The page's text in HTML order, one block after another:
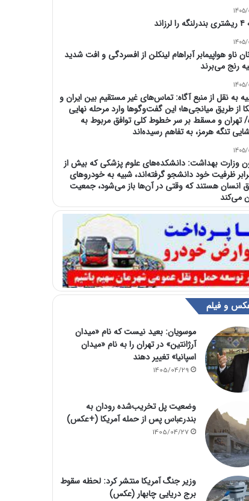
ناو هواپیمابر آبراهام لینکلن از افسردگی و افت شدید
رنج می‌برند
به نقل از منبع آگاه: تماس‌های غیر مستقیم بین ایران و
از طریق میانجی‌ها؛ این گفت‌و‌گو‌ها وارد مرحله نهایی
تهران و مسقط بر سر خطوط کلی توافق مربوط به
تنگه هرمز، به تفاهم رسیده‌اند
وزارت بهداشت: دانشکده‌های علوم پزشکی که بیش از
ظرفیت خود دانشجو گرفته‌اند، شبیه به خودرو‌های
انسان هستند که وقتی در آن‌ها باز می‌شود، جمعیت
می‌کند
و فیلم
موسویان: بعید نیست که نام «میدان
آرژانتین» در تهران را به نام «میدان
اسپانیا» تغییر دهند
1405/04/29
وضعیت پل تخریب‌شده رودان به
بندرعباس پس از حمله آمریکا (+عکس)
1405/04/27
وزیر جنگ آمریکا منتشر کرد: لحظه سقوط
برج دریایی چابهار (عکس)